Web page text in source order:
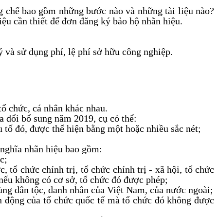
bao gồm những bước nào và những tài liệu nào?
cần thiết để đơn đăng ký bảo hộ nhãn hiệu.
sử dụng phí, lệ phí sở hữu công nghiệp.
chức, cá nhân khác nhau.
bổ sung năm 2019, cụ có thể:
đó, được thể hiện bằng một hoặc nhiều sắc nét;
nhãn hiệu bao gồm:
tổ chức chính trị, tổ chức chính trị - xã hội, tổ chức
không có cơ sở, tổ chức đó được phép;
dân tộc, danh nhân của Việt Nam, của nước ngoài;
của tổ chức quốc tế mà tổ chức đó không được